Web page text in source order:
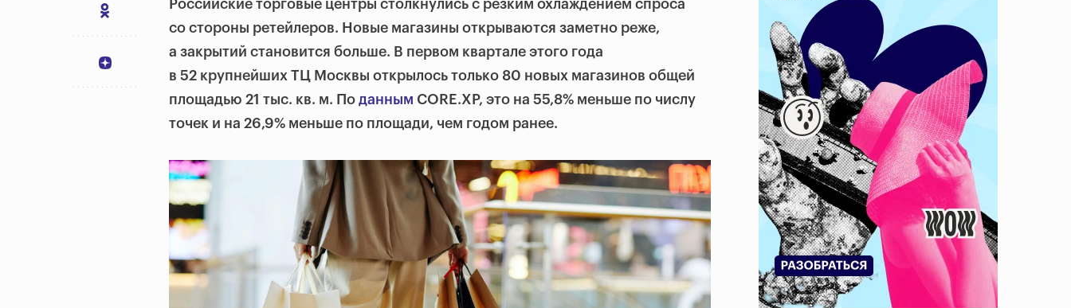
Российские торговые центры столкнулись с резким охлаждением спроса
со стороны ретейлеров. Новые магазины открываются заметно реже,
а закрытий становится больше. В первом квартале этого года
в 52 крупнейших ТЦ Москвы открылось только 80 новых магазинов общей
площадью 21 тыс. кв. м. По данным CORE.XP, это на 55,8% меньше по числу
точек и на 26,9% меньше по площади, чем годом ранее.